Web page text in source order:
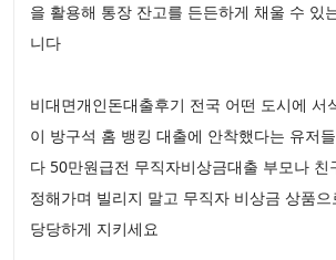
을 활용해 통장 잔고를 든든하게 채울 수 있
니다
비대면개인돈대출후기 전국 어떤 도시에 서
이 방구석 홈 뱅킹 대출에 안착했다는 유저
다 50만원급전 무직자비상금대출 부모나 친
정해가며 빌리지 말고 무직자 비상금 상품
당당하게 지키세요